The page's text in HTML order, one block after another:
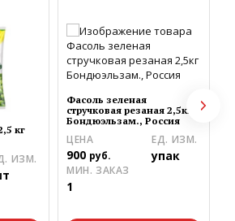
кг
ИЗМ.
Фасоль зеленая
стручковая резаная 2,5кг
Бондюэльзам., Россия
ЦЕНА
900 руб.
ЕД. ИЗМ.
упак
МИН. ЗАКАЗ
1